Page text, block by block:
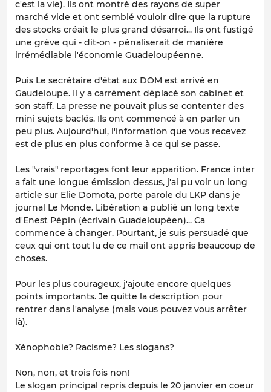
c'est la vie). Ils ont montré des rayons de super
marché vide et ont semblé vouloir dire que la rupture
des stocks créait le plus grand désarroi... Ils ont fustigé
une grève qui - dit-on - pénaliserait de manière
irrémédiable l'économie Guadeloupéenne.
Puis Le secrétaire d'état aux DOM est arrivé en
Gaudeloupe. Il y a carrément déplacé son cabinet et
son staff. La presse ne pouvait plus se contenter des
mini sujets baclés. Ils ont commencé à en parler un
peu plus. Aujourd'hui, l'information que vous recevez
est de plus en plus conforme à ce qui se passe.
Les "vrais" reportages font leur apparition. France inter
a fait une longue émission dessus, j'ai pu voir un long
article sur Elie Domota, porte parole du LKP dans je
journal Le Monde. Libération a publié un long texte
d'Enest Pépin (écrivain Guadeloupéen)... Ca
commence à changer. Pourtant, je suis persuadé que
ceux qui ont tout lu de ce mail ont appris beaucoup de
choses.
Pour les plus courageux, j'ajoute encore quelques
points importants. Je quitte la description pour
rentrer dans l'analyse (mais vous pouvez vous arrêter
là).
Xénophobie? Racisme? Les slogans?
Non, non, et trois fois non!
Le slogan principal repris depuis le 20 janvier en coeur